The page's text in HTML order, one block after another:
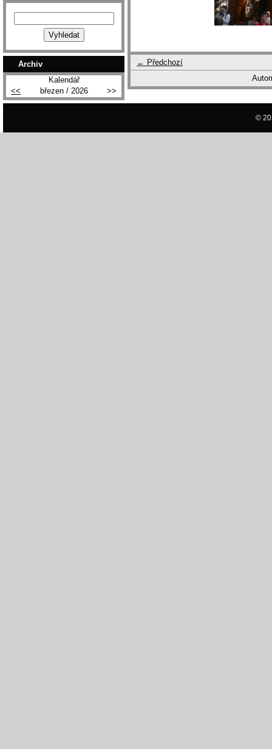
← Předchozí
Archiv
Kalendář
<<
březen / 2026 >>
©